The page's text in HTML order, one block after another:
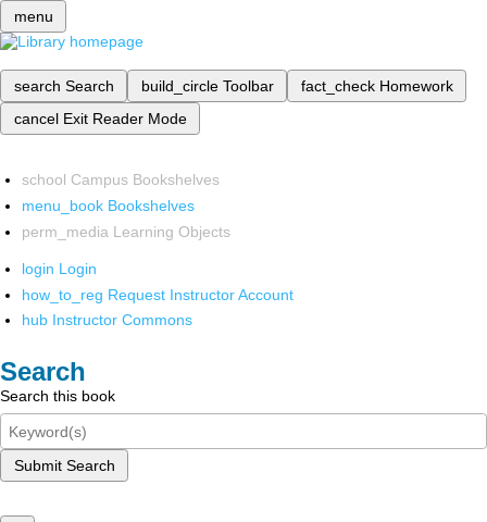
menu
search Search build_circle Toolbar fact_check Homework
cancel Exit Reader Mode
school Campus Bookshelves
menu_book Bookshelves
perm_media Learning Objects
login Login
how_to_reg Request Instructor Account
hub Instructor Commons
Search
Search this book
Submit Search